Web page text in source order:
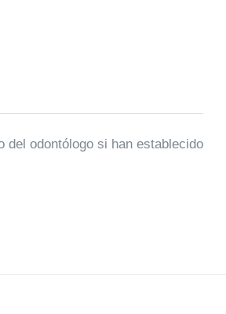
del odontólogo si han establecido